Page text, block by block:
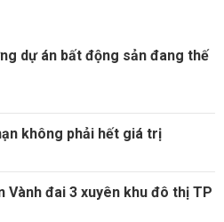
dự án bất động sản đang thế
không phải hết giá trị
đai 3 xuyên khu đô thị TP